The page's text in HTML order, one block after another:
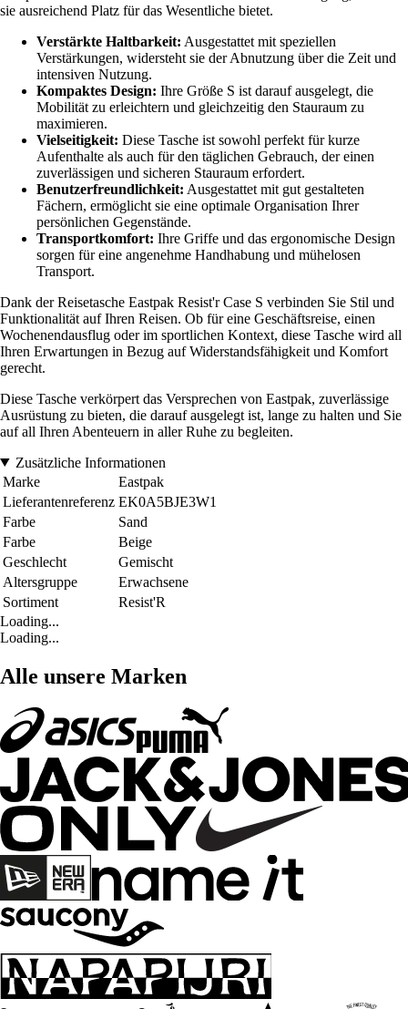
sie ausreichend Platz für das Wesentliche bietet.
Verstärkte Haltbarkeit: Ausgestattet mit speziellen
Verstärkungen, widersteht sie der Abnutzung über die Zeit und
intensiven Nutzung.
Kompaktes Design: Ihre Größe S ist darauf ausgelegt, die
Mobilität zu erleichtern und gleichzeitig den Stauraum zu
maximieren.
Vielseitigkeit: Diese Tasche ist sowohl perfekt für kurze
Aufenthalte als auch für den täglichen Gebrauch, der einen
zuverlässigen und sicheren Stauraum erfordert.
Benutzerfreundlichkeit: Ausgestattet mit gut gestalteten
Fächern, ermöglicht sie eine optimale Organisation Ihrer
persönlichen Gegenstände.
Transportkomfort: Ihre Griffe und das ergonomische Design
sorgen für eine angenehme Handhabung und mühelosen
Transport.
Dank der Reisetasche Eastpak Resist'r Case S verbinden Sie Stil und
Funktionalität auf Ihren Reisen. Ob für eine Geschäftsreise, einen
Wochenendausflug oder im sportlichen Kontext, diese Tasche wird all
Ihren Erwartungen in Bezug auf Widerstandsfähigkeit und Komfort
gerecht.
Diese Tasche verkörpert das Versprechen von Eastpak, zuverlässige
Ausrüstung zu bieten, die darauf ausgelegt ist, lange zu halten und Sie
auf all Ihren Abenteuern in aller Ruhe zu begleiten.
Zusätzliche Informationen
Marke
Eastpak
Lieferantenreferenz EK0A5BJE3W1
Farbe
Sand
Farbe
Beige
Geschlecht
Gemischt
Altersgruppe
Erwachsene
Sortiment
Resist'R
Loading...
Loading...
Alle unsere Marken